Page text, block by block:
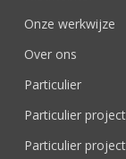
Onze werkwijze
Over ons
Particulier
Particulier
Particulier